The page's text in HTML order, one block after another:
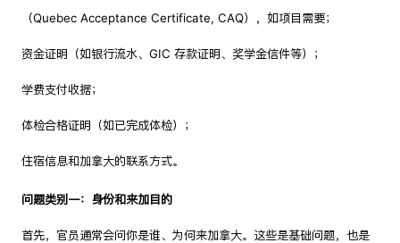
（Quebec Acceptance Certificate, CAQ），如项目需要；
资金证明（如银行流水、GIC 存款证明、奖学金信件等）；
学费支付收据；
体检合格证明（如已完成体检）；
住宿信息和加拿大的联系方式。
问题类别一：身份和来加目的
首先，官员通常会问你是谁、为何来加拿大。这些是基础问题，也是